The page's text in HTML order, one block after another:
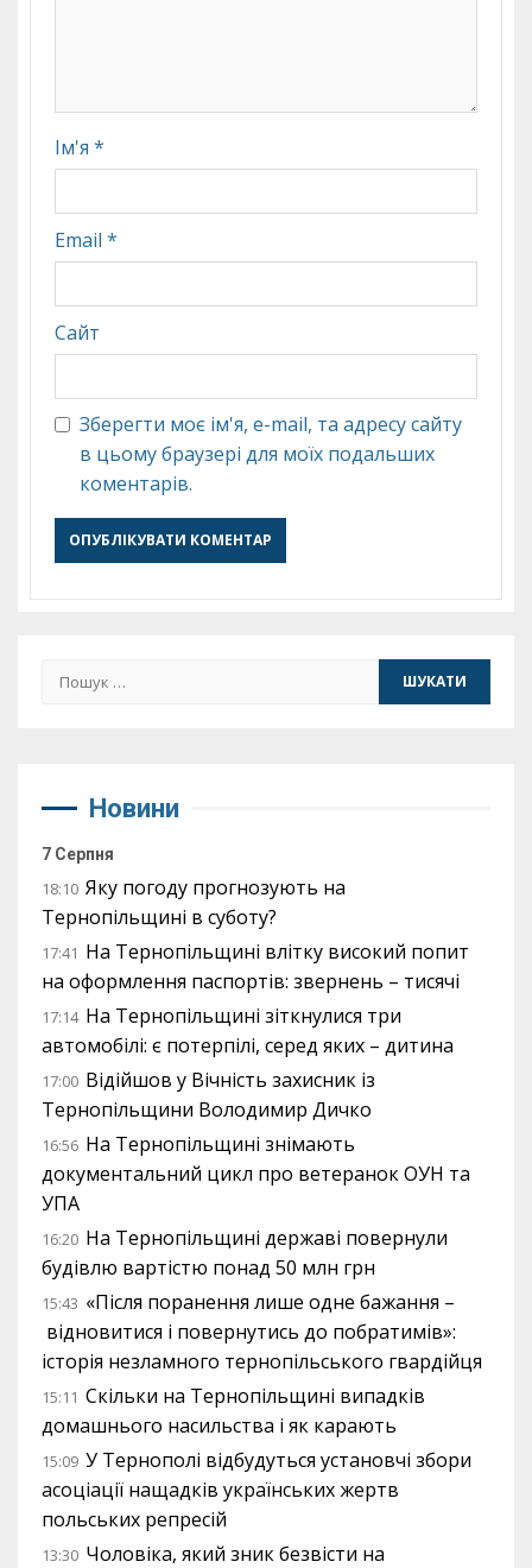
Ім'я *
Email *
Сайт
Зберегти моє ім'я, e-mail, та адресу сайту
в цьому браузері для моїх подальших
коментарів.
Пошук:
Новини
7 Серпня
18:10 Яку погоду прогнозують на
Тернопільщині в суботу?
17:41 На Тернопільщині влітку високий попит
на оформлення паспортів: звернень – тисячі
17:14 На Тернопільщині зіткнулися три
автомобілі: є потерпілі, серед яких – дитина
17:00 Відійшов у Вічність захисник із
Тернопільщини Володимир Дичко
16:56 На Тернопільщині знімають
документальний цикл про ветеранок ОУН та
УПА
16:20 На Тернопільщині державі повернули
будівлю вартістю понад 50 млн грн
15:43 «Після поранення лише одне бажання –
відновитися і повернутись до побратимів»:
історія незламного тернопільського гвардійця
15:11 Скільки на Тернопільщині випадків
домашнього насильства і як карають
15:09 У Тернополі відбудуться установчі збори
асоціації нащадків українських жертв
польських репресій
13:30 Чоловіка, який зник безвісти на